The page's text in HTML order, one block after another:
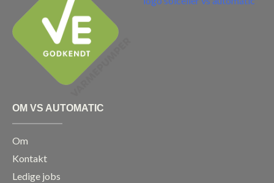
o
g
r
a
m
d
OM VS AUTOMATIC
Om
Kontakt
Ledige jobs